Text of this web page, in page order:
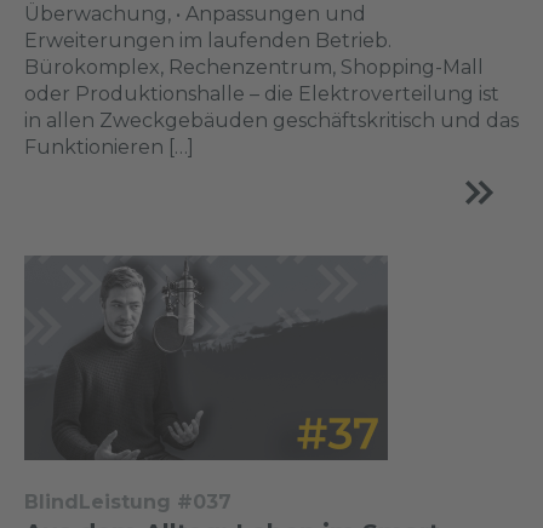
Überwachung, • Anpassungen und
Erweiterungen im laufenden Betrieb.
Bürokomplex, Rechenzentrum, Shopping-Mall
oder Produktionshalle – die Elektroverteilung ist
in allen Zweckgebäuden geschäftskritisch und das
Funktionieren […]
BlindLeistung #037